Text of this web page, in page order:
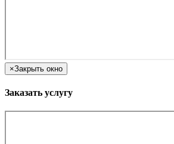
×Закрыть окно
Заказать услугу